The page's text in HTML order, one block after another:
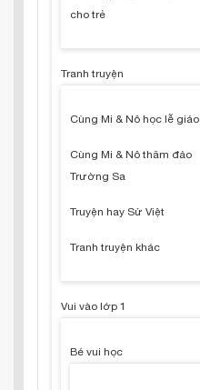
cho trẻ
Tranh truyện
Cùng Mi & Nô học lễ giáo
Cùng Mi & Nô thăm đảo
Trường Sa
Truyện hay Sử Việt
Tranh truyện khác
Vui vào lớp 1
Bé vui học